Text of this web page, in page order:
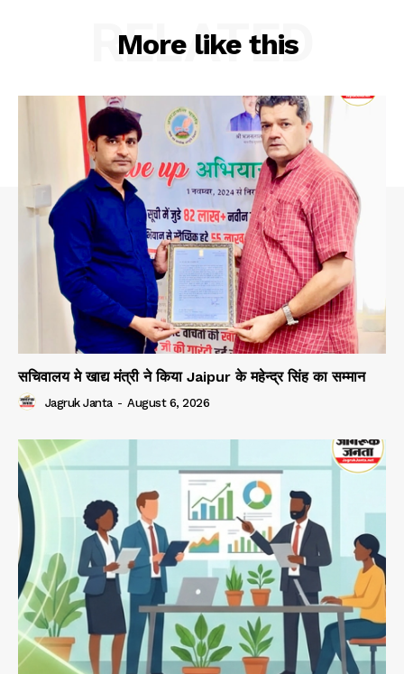
More like this
RELATED
सचिवालय मे खाद्य मंत्री ने किया Jaipur के महेन्द्र सिंह का सम्मान
Jagruk Janta - August 6, 2026